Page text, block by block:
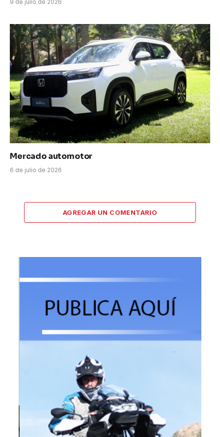
9 de julio de 2026
Mercado automotor
6 de julio de 2026
AGREGAR UN COMENTARIO